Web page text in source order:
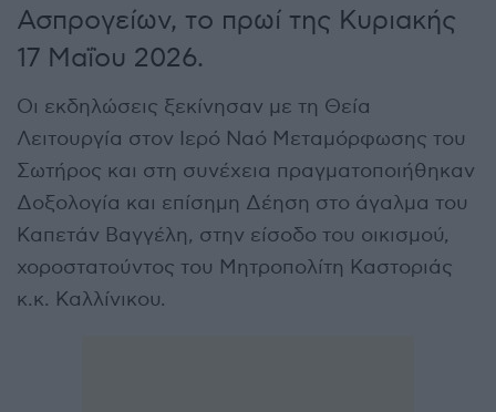
Ασπρογείων, το πρωί της Κυριακής
17 Μαΐου 2026.
Οι εκδηλώσεις ξεκίνησαν με τη Θεία
Λειτουργία στον Ιερό Ναό Μεταμόρφωσης του
Σωτήρος και στη συνέχεια πραγματοποιήθηκαν
Δοξολογία και επίσημη Δέηση στο άγαλμα του
Καπετάν Βαγγέλη, στην είσοδο του οικισμού,
χοροστατούντος του Μητροπολίτη Καστοριάς
κ.κ. Καλλίνικου.